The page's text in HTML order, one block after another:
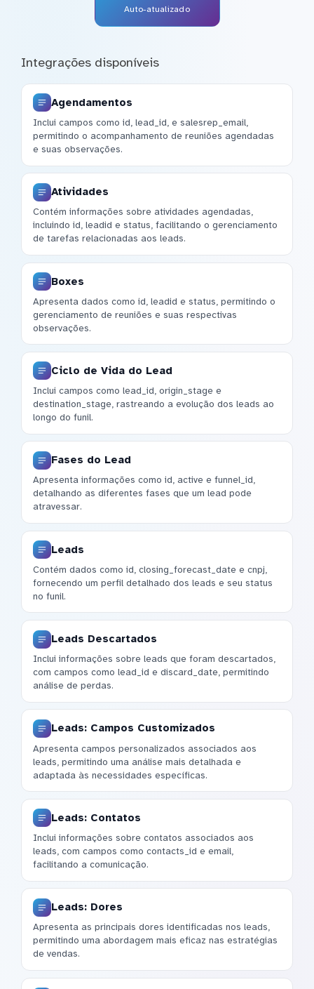
Auto-atualizado
Integrações disponíveis
Agendamentos
Inclui campos como id, lead_id, e salesrep_email,
permitindo o acompanhamento de reuniões agendadas
e suas observações.
Atividades
Contém informações sobre atividades agendadas,
incluindo id, leadid e status, facilitando o gerenciamento
de tarefas relacionadas aos leads.
Boxes
Apresenta dados como id, leadid e status, permitindo o
gerenciamento de reuniões e suas respectivas
observações.
Ciclo de Vida do Lead
Inclui campos como lead_id, origin_stage e
destination_stage, rastreando a evolução dos leads ao
longo do funil.
Fases do Lead
Apresenta informações como id, active e funnel_id,
detalhando as diferentes fases que um lead pode
atravessar.
Leads
Contém dados como id, closing_forecast_date e cnpj,
fornecendo um perfil detalhado dos leads e seu status
no funil.
Leads Descartados
Inclui informações sobre leads que foram descartados,
com campos como lead_id e discard_date, permitindo
análise de perdas.
Leads: Campos Customizados
Apresenta campos personalizados associados aos
leads, permitindo uma análise mais detalhada e
adaptada às necessidades específicas.
Leads: Contatos
Inclui informações sobre contatos associados aos
leads, com campos como contacts_id e email,
facilitando a comunicação.
Leads: Dores
Apresenta as principais dores identificadas nos leads,
permitindo uma abordagem mais eficaz nas estratégias
de vendas.